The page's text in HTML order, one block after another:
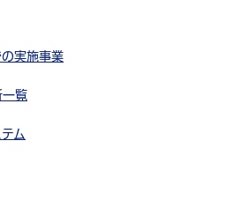
実施事業
一覧
ム